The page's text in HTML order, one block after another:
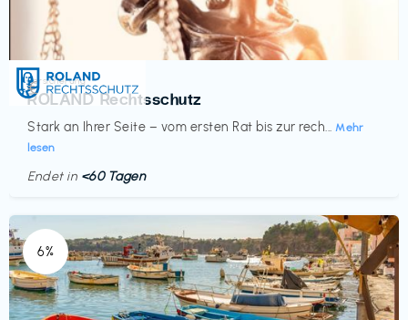
Versicherung
ROLAND Rechtsschutz
Stark an Ihrer Seite – vom ersten Rat bis zur rech... Mehr
lesen
€‎
Endet in <60 Tagen
6%